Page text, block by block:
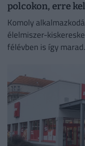
polcokon, erre
Komoly
élelmiszer-
félévben is így marad.